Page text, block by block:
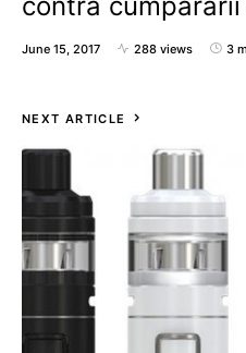
June 15, 2017 288 views 3
NEXT ARTICLE